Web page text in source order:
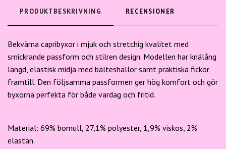
PRODUKTBESKRIVNING RECENSIONER
Bekväma capribyxor i mjuk och stretchig kvalitet med
smickrande passform och stilren design. Modellen har knälång
längd, elastisk midja med bälteshällor samt praktiska fickor
framtill. Den följsamma passformen ger hög komfort och gör
byxorna perfekta för både vardag och fritid.
Material: 69% bomull, 27,1% polyester, 1,9% viskos, 2%
elastan.